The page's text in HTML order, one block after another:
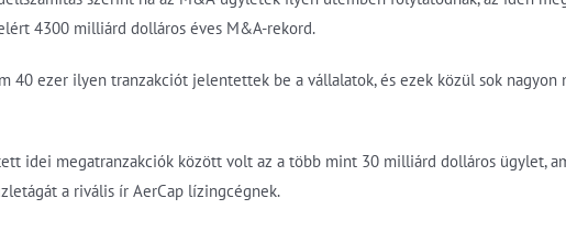
4300 milliárd dolláros éves M&A-rekord.
40 ezer ilyen tranzakciót jelentettek be a vállalatok, és ezek közül sok
idei megatranzakciók között volt az a több mint 30 milliárd dolláros ügylet,
a rivális ír AerCap lízingcégnek.